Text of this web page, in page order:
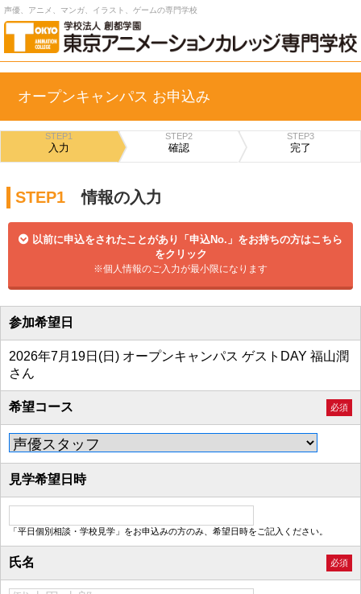
声優、アニメ、マンガ、イラスト、ゲームの専門学校
オープンキャンパス お申込み
STEP1
入力
STEP2
確認
STEP3
完了
STEP1 情報の入力
以前に申込をされたことがあり「申込No.」をお持ちの方はこちら
をクリック
※個人情報のご入力が最小限になります
参加希望日
2026年7月19日(日) オープンキャンパス ゲストDAY 福山潤
さん
希望コース 必須
見学希望日時
「平日個別相談・学校見学」をお申込みの方のみ、希望日時をご記入ください。
氏名 必須